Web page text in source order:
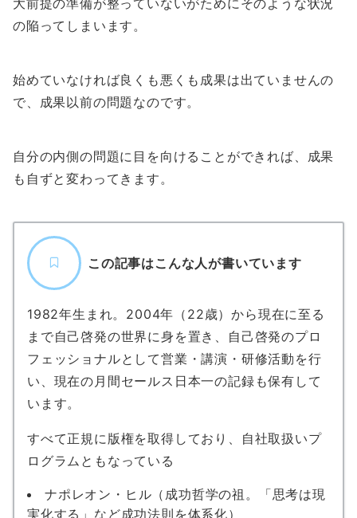
の陥ってしまいます。
始めていなければ良くも悪くも成果は出ていませんの
で、成果以前の問題なのです。
自分の内側の問題に目を向けることができれば、成果
も自ずと変わってきます。
この記事はこんな人が書いています
1982年生まれ。2004年（22歳）から現在に至る
まで自己啓発の世界に身を置き、自己啓発のプロ
フェッショナルとして営業・講演・研修活動を行
い、現在の月間セールス日本一の記録も保有して
います。
すべて正規に版権を取得しており、自社取扱いプ
ログラムともなっている
ナポレオン・ヒル（成功哲学の祖。「思考は現
実化する」など成功法則を体系化）